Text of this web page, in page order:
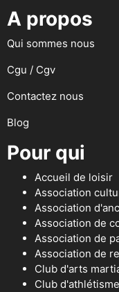
A propos
Qui sommes nous
Cgu / Cgv
Contactez nous
Blog
Pour qui
Accueil de loisir
Association
Association
Association de
Association de
Association de
Club d'arts
Club d'athlétisme